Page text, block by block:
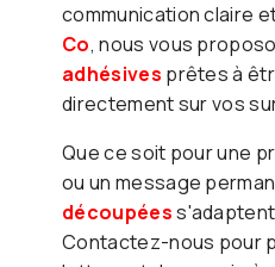
communication claire
Co, nous vous
adhésives prêtes à
directement sur vos
Que ce soit pour une
ou un message
découpées
Contactez-nous pour